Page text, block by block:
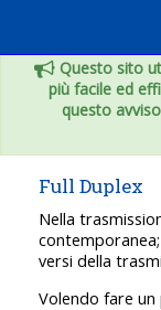
Questo sito
più facile ed
questo
Full Duplex
Nella
versi della
Volendo fare